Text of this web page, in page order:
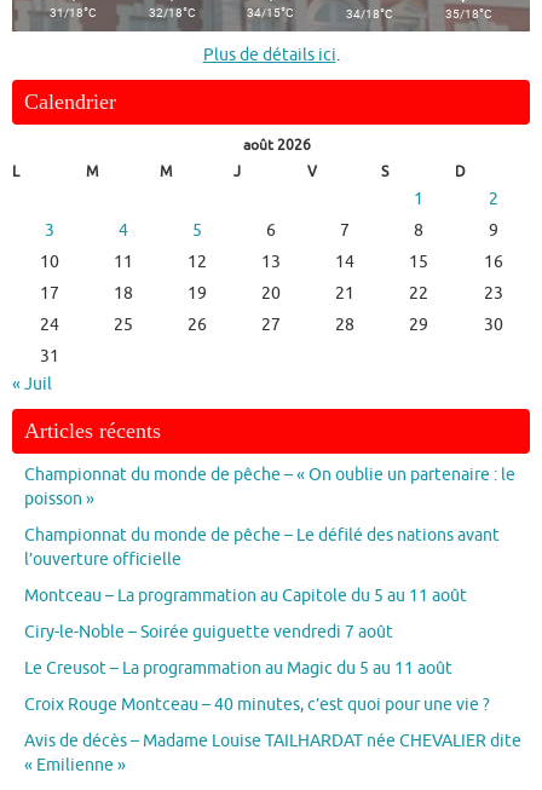
31/18°C 32/18°C 34/15°C 34/18°C 35/18°C
Plus de détails ici.
Calendrier
août 2026
L
M M J V S D
1
2
3
4 5 6 7 8
9
10
11 12 13 14 15
16
17
18 19 20 21 22
23
24
25 26 27 28 29
30
31
« Juil
Articles récents
Championnat du monde de pêche – « On oublie un partenaire : le
poisson »
Championnat du monde de pêche – Le défilé des nations avant
l’ouverture officielle
Montceau – La programmation au Capitole du 5 au 11 août
Ciry-le-Noble – Soirée guiguette vendredi 7 août
Le Creusot – La programmation au Magic du 5 au 11 août
Croix Rouge Montceau – 40 minutes, c’est quoi pour une vie ?
Avis de décès – Madame Louise TAILHARDAT née CHEVALIER dite
« Emilienne »